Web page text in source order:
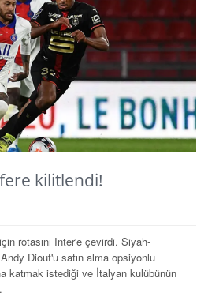
kilitlendi!
rotasını Inter'e çevirdi. Siyah-
Diouf'u satın alma opsiyonlu
katmak istediği ve İtalyan kulübünün